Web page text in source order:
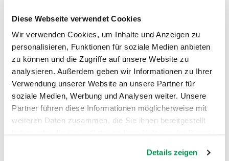
Diese Webseite verwendet Cookies
Wir verwenden Cookies, um Inhalte und Anzeigen zu
personalisieren, Funktionen für soziale Medien anbieten
zu können und die Zugriffe auf unsere Website zu
analysieren. Außerdem geben wir Informationen zu Ihrer
Verwendung unserer Website an unsere Partner für
soziale Medien, Werbung und Analysen weiter. Unsere
Partner führen diese Informationen möglicherweise mit
weiteren Daten zusammen, die Sie ihnen bereitgestellt
Details zeigen
Kosten 60 Euro
Buchung unter Tel. 0176 54768459 oder
angerer_michael@web.de